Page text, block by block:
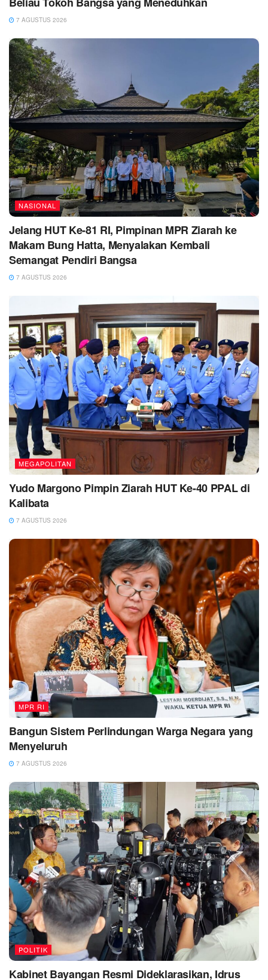
7 AGUSTUS 2026
NASIONAL
Jelang HUT Ke-81 RI, Pimpinan MPR Ziarah ke
Makam Bung Hatta, Menyalakan Kembali
Semangat Pendiri Bangsa
7 AGUSTUS 2026
MEGAPOLITAN
Yudo Margono Pimpin Ziarah HUT Ke-40 PPAL di
Kalibata
7 AGUSTUS 2026
MPR RI
Bangun Sistem Perlindungan Warga Negara yang
Menyeluruh
7 AGUSTUS 2026
POLITIK
Kabinet Bayangan Resmi Dideklarasikan, Idrus